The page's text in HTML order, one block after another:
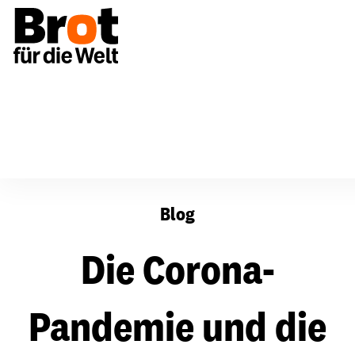
Blog
Die Corona-
Pandemie und die